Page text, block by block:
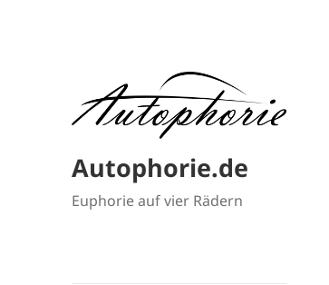
Autophorie.de
Euphorie auf vier Rädern